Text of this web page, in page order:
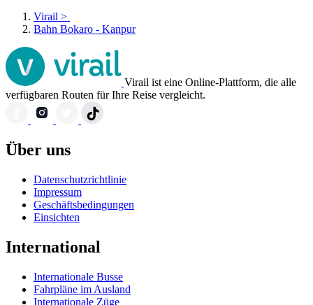
Virail >
Bahn Bokaro - Kanpur
Virail ist eine Online-Plattform, die alle
verfügbaren Routen für Ihre Reise vergleicht.
Über uns
Datenschutzrichtlinie
Impressum
Geschäftsbedingungen
Einsichten
International
Internationale Busse
Fahrpläne im Ausland
Internationale Züge